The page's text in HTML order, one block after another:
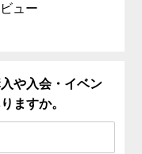
ュー
や入会・イベン
ますか。